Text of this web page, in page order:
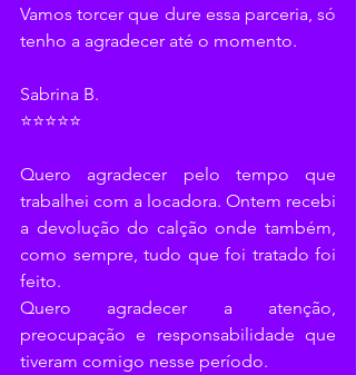
Vamos torcer que dure essa parceria, só
tenho a agradecer até o momento.
Sabrina B.
⭐⭐⭐⭐⭐
Quero agradecer pelo tempo que
trabalhei com a locadora. Ontem recebi
a devolução do calção onde também,
como sempre, tudo que foi tratado foi
feito.
Quero agradecer a atenção,
preocupação e responsabilidade que
tiveram comigo nesse período.